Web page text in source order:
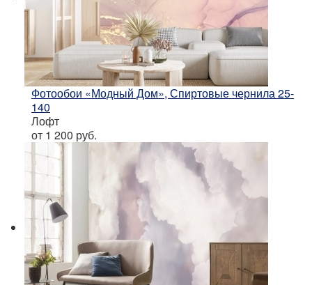
Фотообои «Модный Дом», Спиртовые чернила 25-
140
Лофт
от 1 200 руб.